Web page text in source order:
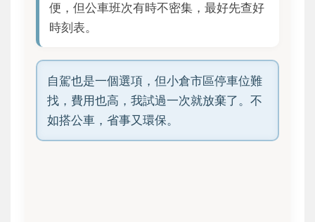
便，但公車班次有時不密集，最好先查好
時刻表。
自駕也是一個選項，但小倉市區停車位難
找，費用也高，我試過一次就放棄了。不
如搭公車，省事又環保。